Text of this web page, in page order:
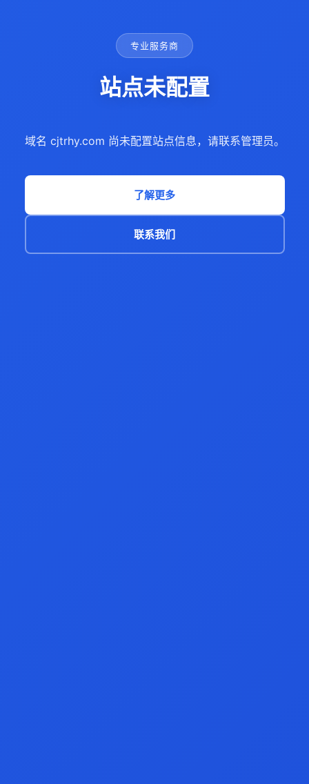
专业服务商
站点未配置
域名 cjtrhy.com 尚未配置站点信息，请联系管理员。
了解更多
联系我们